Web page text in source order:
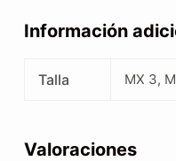
Información
Talla MX 3,
Valoraciones